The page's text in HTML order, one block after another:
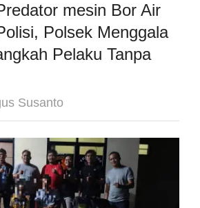
mesin Bor Air
Polsek Menggala
Pelaku Tanpa
Susanto